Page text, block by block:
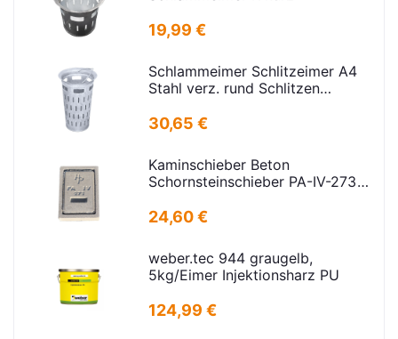
19,99 €
Schlammeimer Schlitzeimer A4
Stahl verz. rund Schlitzen
30,65 €
Kaminschieber Beton
Schornsteinschieber PA-IV-273
16,5x24,5cm
24,60 €
weber.tec 944 graugelb,
5kg/Eimer Injektionsharz PU
124,99 €